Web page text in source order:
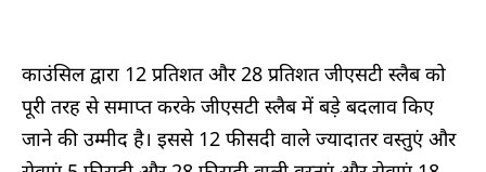
काउंसिल द्वारा 12 प्रतिशत और 28 प्रतिशत जीएसटी स्लैब को
पूरी तरह से समाप्त करके जीएसटी स्लैब में बड़े बदलाव किए
जाने की उम्मीद है। इससे 12 फीसदी वाले ज्यादातर वस्तुएं और